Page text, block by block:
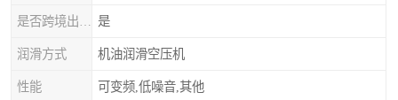
是
润滑方式 机油润滑空压机
性能 可变频,低噪音,其他